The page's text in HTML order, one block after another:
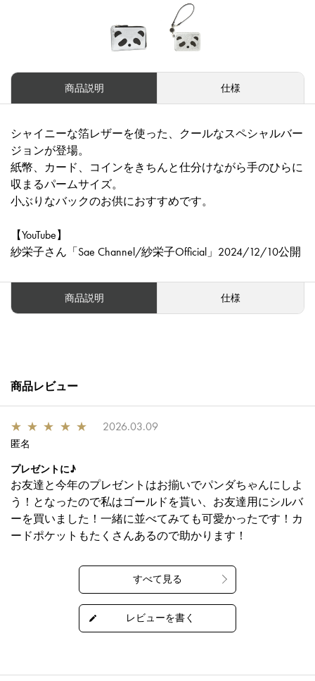
商品説明 仕様
シャイニーな箔レザーを使った、クールなスペシャルバー
ジョンが登場。
紙幣、カード、コインをきちんと仕分けながら手のひらに
収まるパームサイズ。
小ぶりなバックのお供におすすめです。
【YouTube】
紗栄子さん「Sae Channel/紗栄子Official」2024/12/10公開
商品説明 仕様
商品レビュー
★ ★ ★ ★ ★ 2026.03.09
匿名
プレゼントに♪
お友達と今年のプレゼントはお揃いでパンダちゃんにしよ
う！となったので私はゴールドを貰い、お友達用にシルバ
ーを買いました！一緒に並べてみても可愛かったです！カ
ードポケットもたくさんあるので助かります！